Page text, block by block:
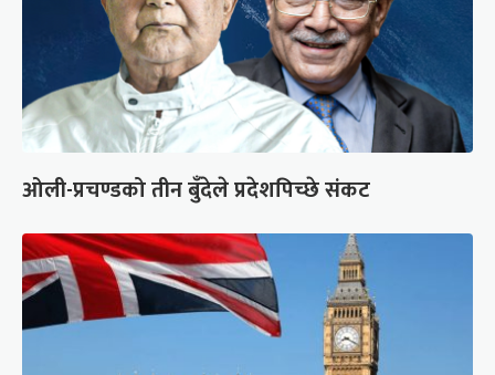
ओली-प्रचण्डको तीन बुँदेले प्रदेशपिच्छे संकट